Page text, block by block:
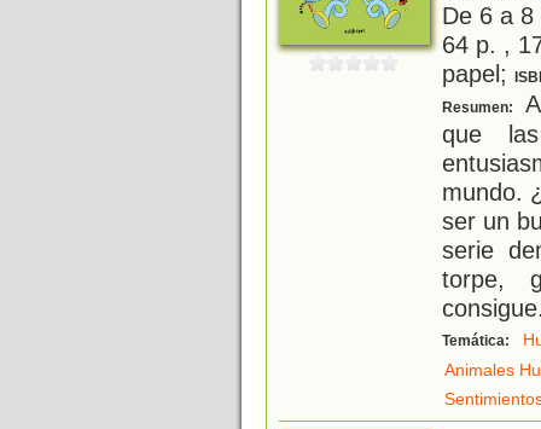
De 6 a
64 p. ,
papel;
Resumen:
que
mundo.
ser un
serie
torpe,
Temática:
Animales